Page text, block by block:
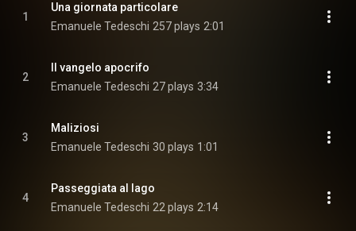
1
Una giornata particolare
Emanuele Tedeschi 257 plays 2:01
2
Il vangelo apocrifo
Emanuele Tedeschi 27 plays 3:34
3
Maliziosi
Emanuele Tedeschi 30 plays 1:01
4
Passeggiata al lago
Emanuele Tedeschi 22 plays 2:14